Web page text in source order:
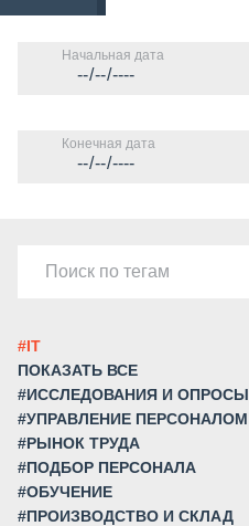
Начальная дата
Конечная дата
#IT
ПОКАЗАТЬ ВСЕ
#ИССЛЕДОВАНИЯ И ОПРОСЫ
#УПРАВЛЕНИЕ ПЕРСОНАЛОМ
#РЫНОК ТРУДА
#ПОДБОР ПЕРСОНАЛА
#ОБУЧЕНИЕ
#ПРОИЗВОДСТВО И СКЛАД